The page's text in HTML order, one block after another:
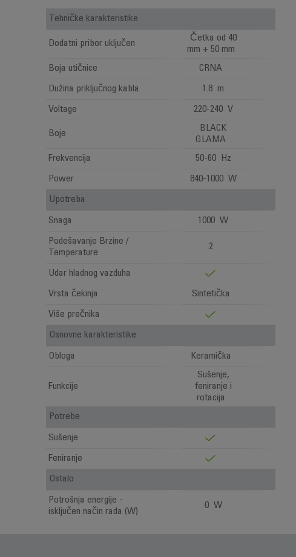
Tehničke karakteristike
Dodatni pribor uključen
Četka od 40
mm + 50 mm
Boja utičnice
CRNA
Dužina priključnog kabla 1.8 m
Voltage 220-240 V
Boje
BLACK
GLAMA
Frekvencija
50-60 Hz
Power 840-1000 W
Upotreba
Snaga 1000 W
Podešavanje Brzine /
Temperature
2
Udar hladnog vazduha
Vrsta čekinja Sintetička
Više prečnika
Osnovne karakteristike
Obloga Keramička
Funkcije
Sušenje,
feniranje i
rotacija
Potrebe
Sušenje
Feniranje
Ostalo
Potrošnja energije -
isključen način rada (W)
0 W